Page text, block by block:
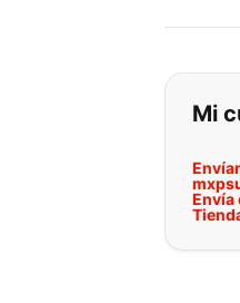
Si
Mi
Envía